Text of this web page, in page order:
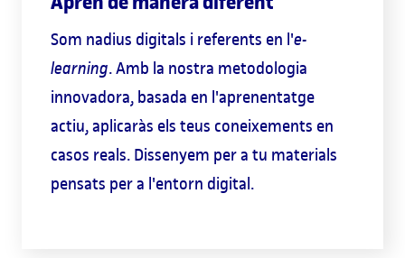
Som nadius digitals i referents en l'e-
learning. Amb la nostra metodologia
innovadora, basada en l'aprenentatge
actiu, aplicaràs els teus coneixements en
casos reals. Dissenyem per a tu materials
pensats per a l'entorn digital.